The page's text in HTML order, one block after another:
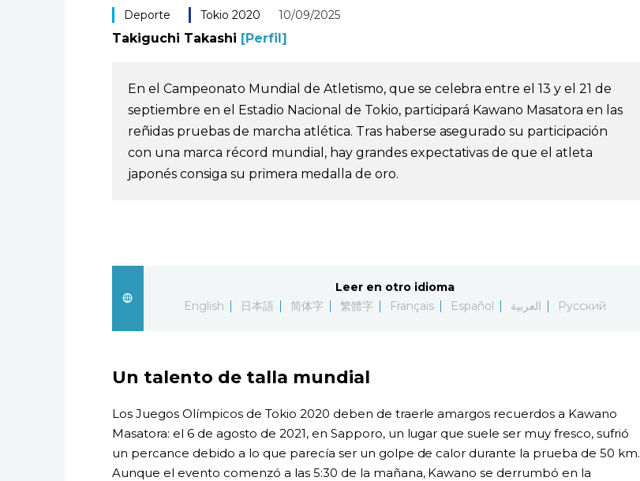
Deporte Tokio 2020 10/09/2025
Takiguchi Takashi [Perfil]
En el Campeonato Mundial de Atletismo, que se celebra entre el 13 y el 21 de
septiembre en el Estadio Nacional de Tokio, participará Kawano Masatora en las
reñidas pruebas de marcha atlética. Tras haberse asegurado su participación
con una marca récord mundial, hay grandes expectativas de que el atleta
japonés consiga su primera medalla de oro.
Leer en otro idioma
English
日本語 简体字 繁體字 Français Español العربية Русский
Un talento de talla mundial
Los Juegos Olímpicos de Tokio 2020 deben de traerle amargos recuerdos a Kawano
Masatora: el 6 de agosto de 2021, en Sapporo, un lugar que suele ser muy fresco, sufrió
un percance debido a lo que parecía ser un golpe de calor durante la prueba de 50 km.
Aunque el evento comenzó a las 5:30 de la mañana, Kawano se derrumbó en la